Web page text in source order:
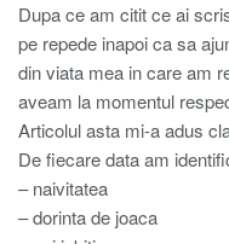
Dupa ce am citit ce ai
pe repede inapoi ca sa
din viata mea in care am
aveam la momentul
Articolul asta mi-a adus
De fiecare data am
– naivitatea
– dorinta de joaca